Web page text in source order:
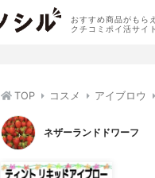
おすすめ商品がもら
クチコミポイ活サイト
TOP コスメ アイブロウ
ネザーランドドワーフ